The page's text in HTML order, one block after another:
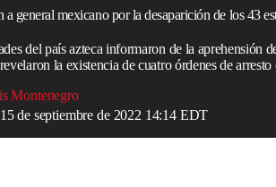
a general mexicano por la desaparición de los 43
del país azteca informaron de la aprehensión
la existencia de cuatro órdenes de arresto
Montenegro
de septiembre de 2022 14:14 EDT